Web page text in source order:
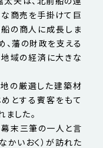
商売を手掛けて巨
の商人に成長しま
、藩の財政を支える
域の経済に大きな
の厳選した建築材
とする賓客をもて
した。
幕末三筆の一人と言
かいおく）が訪れた